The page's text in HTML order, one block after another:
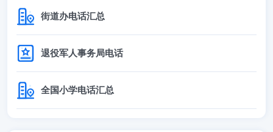
街道办电话汇总
退役军人事务局电话
全国小学电话汇总